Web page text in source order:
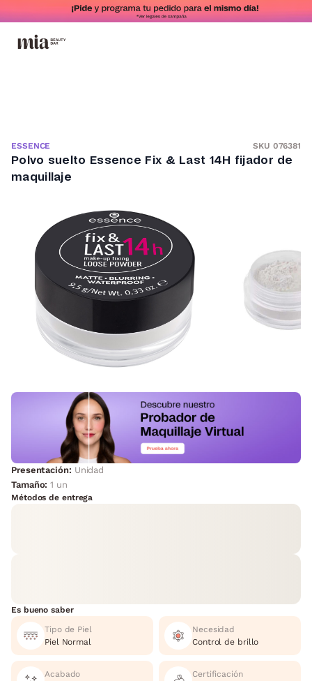
ESSENCE SKU 076381
Polvo suelto Essence Fix & Last 14H fijador de
maquillaje
Presentación: Unidad
Tamaño:1 un
Métodos de entrega
Es bueno saber
Tipo de Piel
Piel Normal
Necesidad
Control de brillo
Acabado
Certificación